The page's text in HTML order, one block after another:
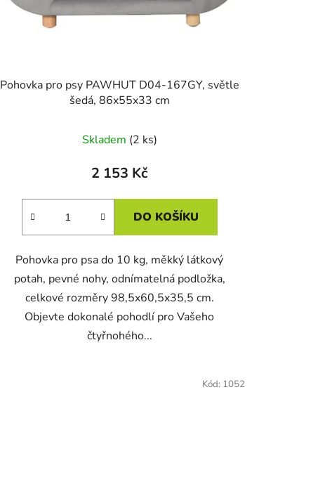
Pohovka pro psy PAWHUT D04-167GY, světle
šedá, 86x55x33 cm
Skladem (2 ks)
2 153 Kč
DO KOŠÍKU
Pohovka pro psa do 10 kg, měkký látkový
potah, pevné nohy, odnímatelná podložka,
celkové rozměry 98,5x60,5x35,5 cm.
Objevte dokonalé pohodlí pro Vašeho
čtyřnohého...
Kód: 1052